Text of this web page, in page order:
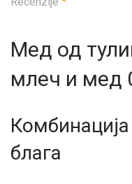
Мед од
млеч и мед
блага